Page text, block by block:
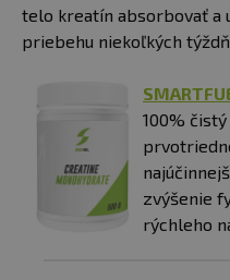
telo kreatín absorbovať a
priebehu niekoľkých
100%
zvýšenie
rýchleho